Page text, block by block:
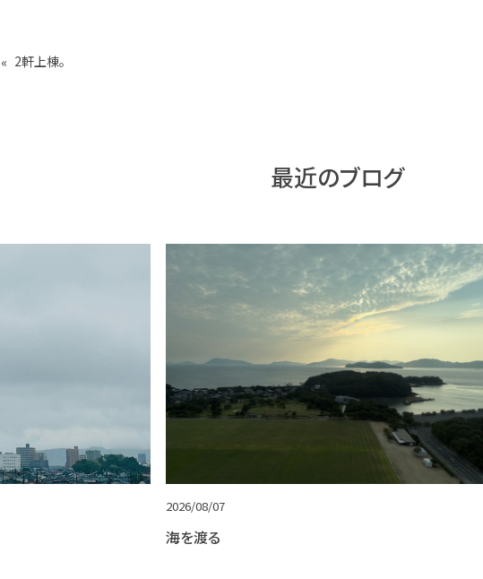
« 2軒上棟。
最近のブログ
2026/08/07
海を渡る